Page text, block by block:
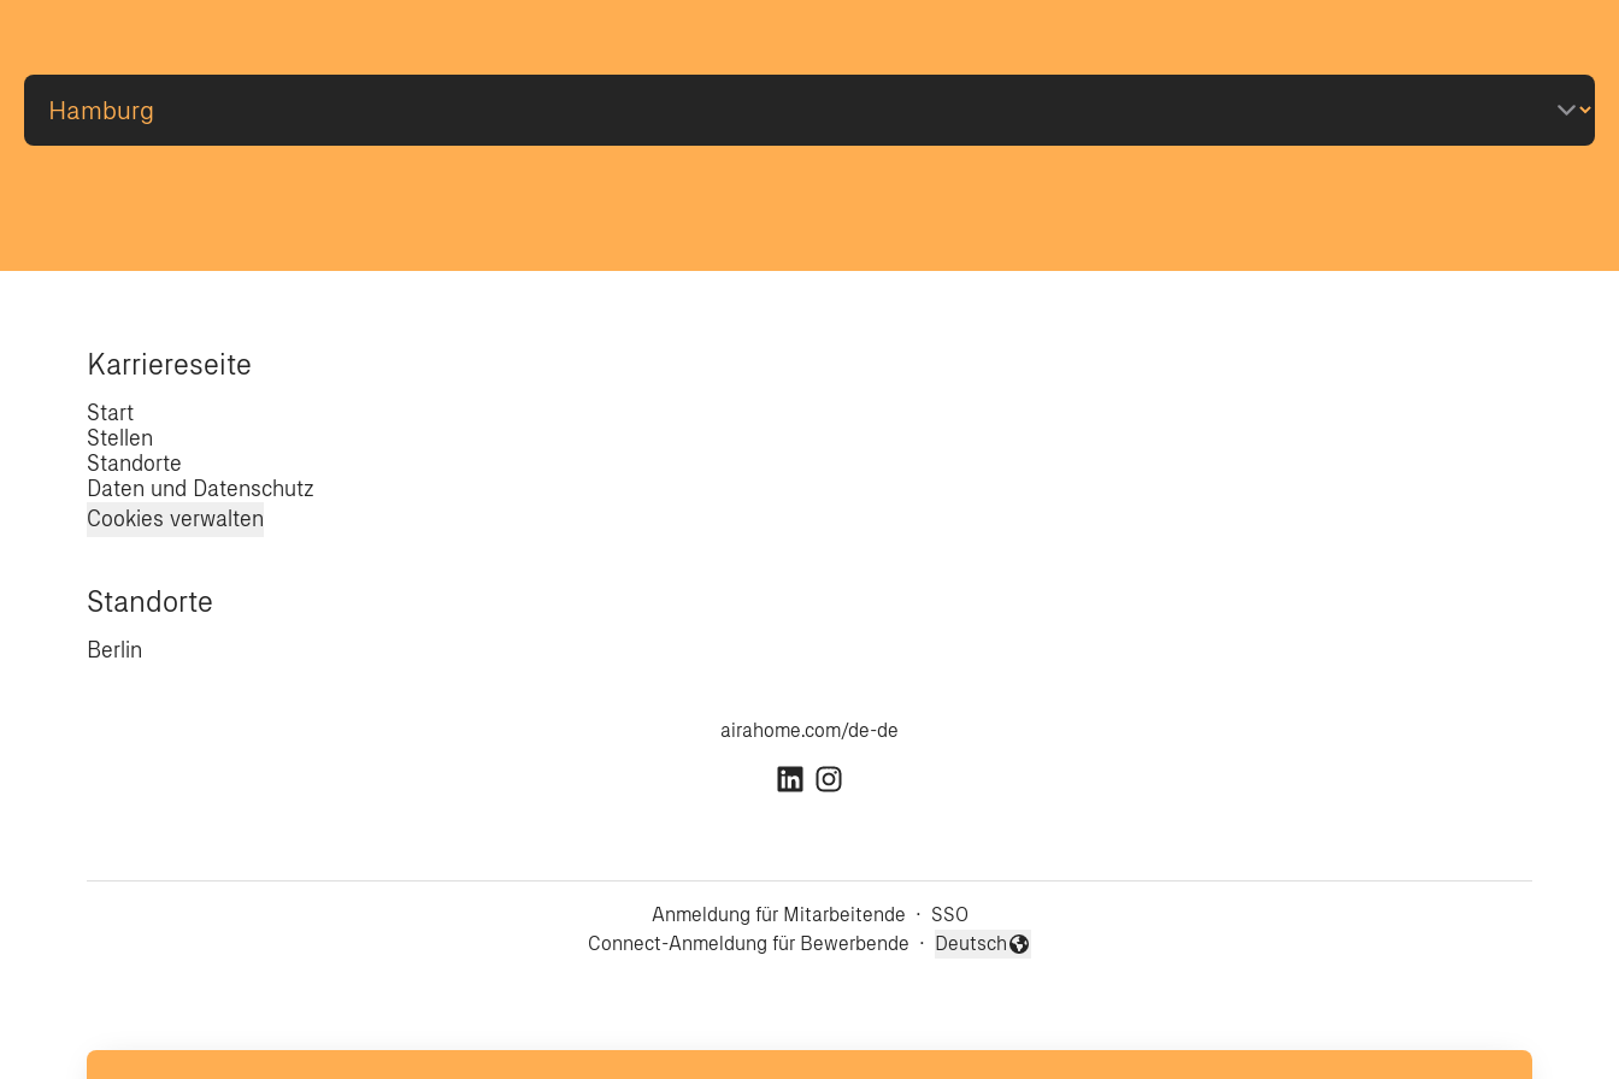
Karriereseite
Start
Stellen
Standorte
Daten und Datenschutz
Cookies verwalten
Standorte
Berlin
airahome.com/de-de
Anmeldung für Mitarbeitende · SSO
Connect-Anmeldung für Bewerbende ·
Sprache ändern
Deutsch